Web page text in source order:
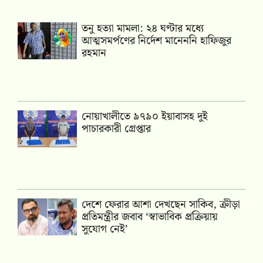
তনু হত্যা মামলা: ২৪ ঘণ্টার মধ্যে
আত্মসমর্পণের নির্দেশ মানেননি হাফিজুর
রহমান
নোয়াখালীতে ৯৭৯০ ইয়াবাসহ দুই
পাচারকারী গ্রেপ্তার
দেশে ফেরার আশা দেখছেন সাকিব, ক্রীড়া
প্রতিমন্ত্রীর জবাব ‘স্বাভাবিক প্রক্রিয়ায়
সুযোগ নেই’